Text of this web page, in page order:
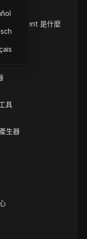
Agent 是什麼
成器
具
生器